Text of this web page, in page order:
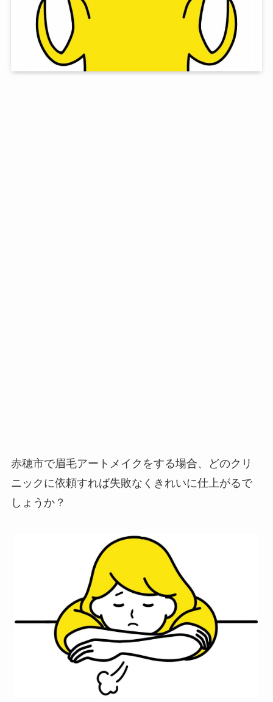
赤穂市で眉毛アートメイクをする場合、
どのクリ
ニックに依頼すれば失敗なくきれいに仕上がるで
しょうか？